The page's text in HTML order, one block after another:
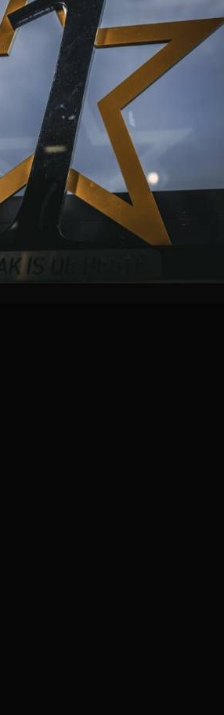
Rooster
Sauna
Blog
Algemene